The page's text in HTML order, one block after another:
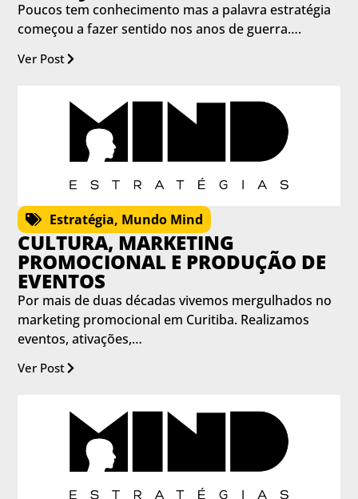
Poucos tem conhecimento mas a palavra estratégia
começou a fazer sentido nos anos de guerra….
Ver Post
Estratégia, Mundo Mind
CULTURA, MARKETING
PROMOCIONAL E PRODUÇÃO DE
EVENTOS
Por mais de duas décadas vivemos mergulhados no
marketing promocional em Curitiba. Realizamos
eventos, ativações,…
Ver Post